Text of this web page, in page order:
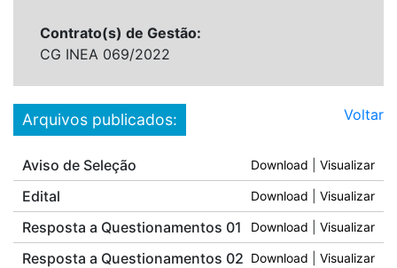
Contrato(s) de Gestão:
CG INEA 069/2022
Arquivos publicados: Voltar
Aviso de Seleção Download Visualizar
Edital Download Visualizar
Resposta a Questionamentos 01 Download Visualizar
Resposta a Questionamentos 02 Download Visualizar